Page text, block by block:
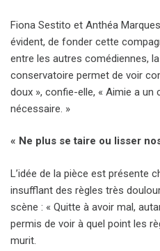
Fiona Sestito et Anthéa
évident, de fonder cette
entre les autres comédiennes,
conservatoire permet de voir
doux », confie-elle, « Aimie a
nécessaire. »
« Ne plus se taire ou lisser
L’idée de la pièce est présente
insufflant des règles très
scène : « Quitte à avoir mal,
permis de voir à quel point les
murit.